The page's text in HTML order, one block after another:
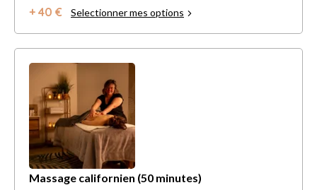
+ 40 € Selectionner mes options
Massage californien (50 minutes)